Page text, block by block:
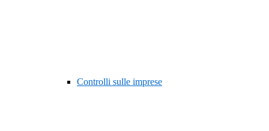
Controlli sulle imprese